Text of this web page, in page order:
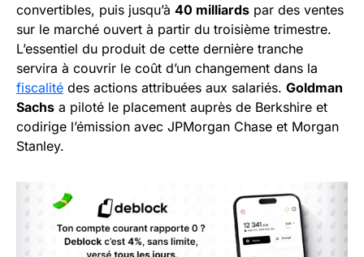
convertibles, puis jusqu’à 40 milliards par des ventes
sur le marché ouvert à partir du troisième trimestre.
L’essentiel du produit de cette dernière tranche
servira à couvrir le coût d’un changement dans la
fiscalité des actions attribuées aux salariés. Goldman
Sachs a piloté le placement auprès de Berkshire et
codirige l’émission avec JPMorgan Chase et Morgan
Stanley.